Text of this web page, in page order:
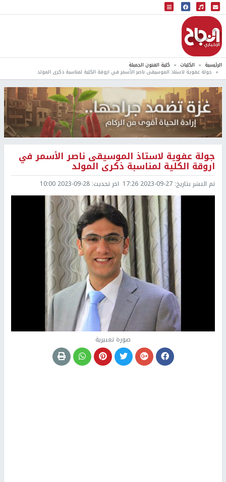
البث المباشر
إذاعة النجاح
الرئيسية الكليات كلية الفنون الجميلة
جولة عفوية لاستاذ الموسيقى ناصر الأسمر في اروقة الكلية لمناسبة ذكرى المولد
جولة عفوية لاستاذ الموسيقى ناصر الأسمر في
اروقة الكلية لمناسبة ذكرى المولد
تم النشر بتاريخ: 2023-09-27 17:26 اخر تحديث: 2023-09-28 10:00
صورة تعبيرية